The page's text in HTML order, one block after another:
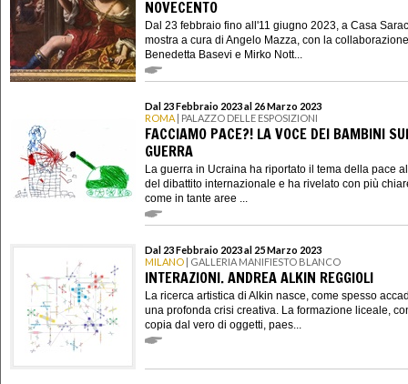
NOVECENTO
Dal 23 febbraio fino all'11 giugno 2023, a Casa
mostra a cura di Angelo Mazza, con la
Benedetta Basevi e Mirko Nott...
Dal 23 Febbraio 2023 al 26 Marzo 2023
ROMA | PALAZZO DELLE ESPOSIZIONI
FACCIAMO PACE?! LA VOCE DEI BAMBINI
GUERRA
La guerra in Ucraina ha riportato il tema della pace
del dibattito internazionale e ha rivelato con più
come in tante aree ...
Dal 23 Febbraio 2023 al 25 Marzo 2023
MILANO | GALLERIA MANIFIESTO BLANCO
INTERAZIONI. ANDREA ALKIN REGGIOLI
La ricerca artistica di Alkin nasce, come spesso
una profonda crisi creativa. La formazione liceale,
copia dal vero di oggetti, paes...